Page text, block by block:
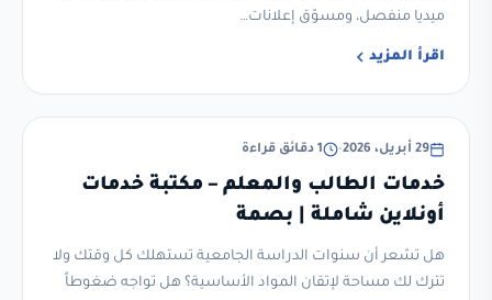
ميديا منفصل، ومسوّق إعلانات…
اقرأ المزيد
29 أبريل، 2026 • 1 دقائق قراءة
خدمات الطالب والمعلم – مكتبة خدمات
أونلاين شاملة | بصمة
هل تشعر أن سنوات الدراسة الجامعية تستهلك كل وقتك ولا
تترك لك مساحة لإتقان المواد الأساسية؟ هل تواجه ضغوطاً